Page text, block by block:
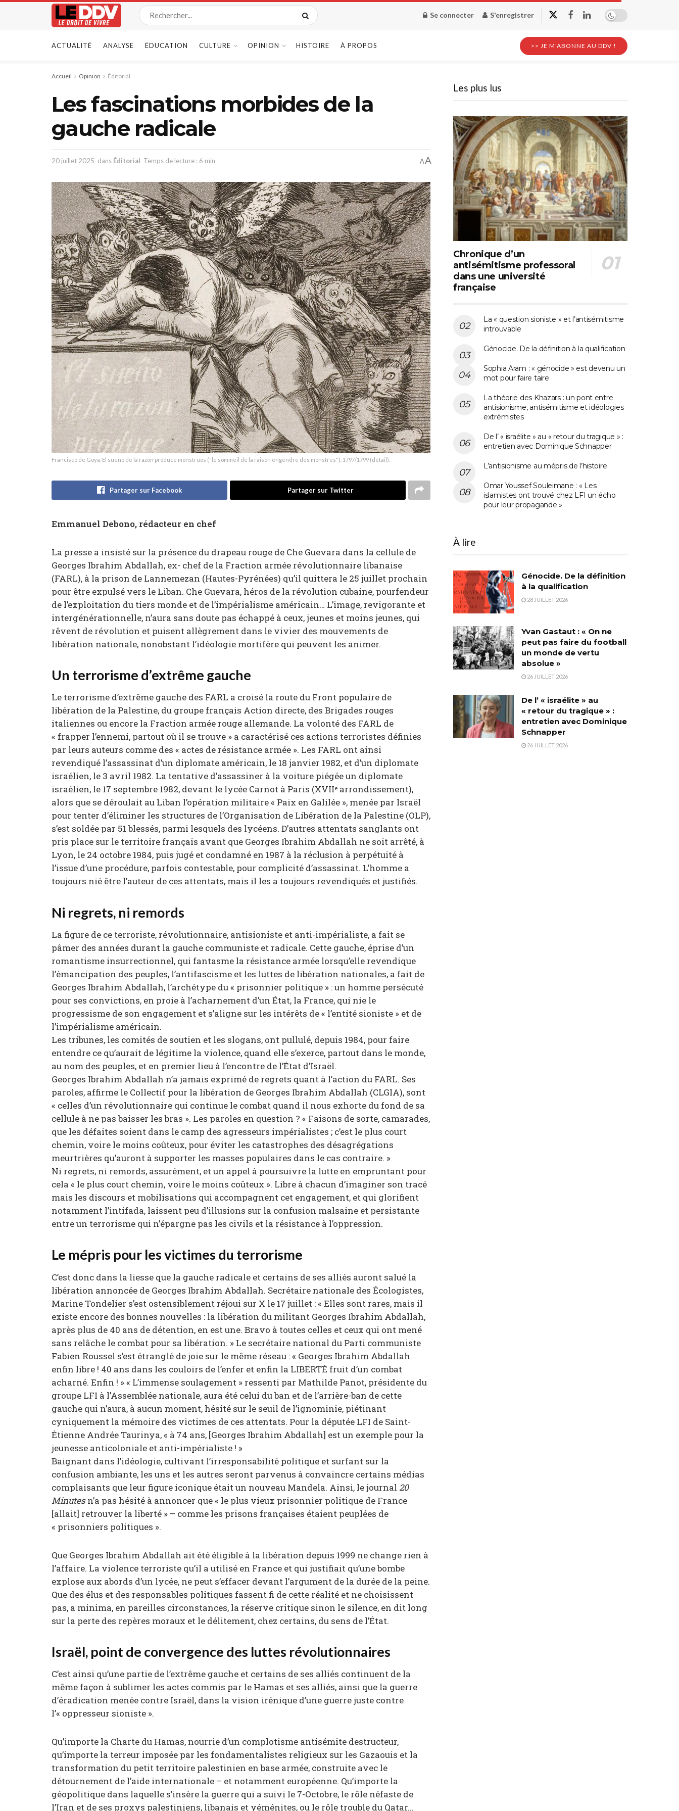
Se connecter S'enregistrer
ACTUALITÉ ANALYSE ÉDUCATION CULTURE OPINION HISTOIRE À PROPOS >> JE M'ABONNE AU DDV !
Accueil Opinion Éditorial
Les fascinations morbides de la
gauche radicale
20 juillet 2025 dans Éditorial Temps de lecture : 6 min AA
Francisco de Goya, El sueño de la razon produce monstruos ("le sommeil de la raison engendre des monstres"), 1797/1799 (détail).
Partager sur Facebook Partager sur Twitter
Emmanuel Debono, rédacteur en chef
La presse a insisté sur la présence du drapeau rouge de Che Guevara dans la cellule de
Georges Ibrahim Abdallah, ex- chef de la Fraction armée révolutionnaire libanaise
(FARL), à la prison de Lannemezan (Hautes-Pyrénées) qu’il quittera le 25 juillet prochain
pour être expulsé vers le Liban. Che Guevara, héros de la révolution cubaine, pourfendeur
de l’exploitation du tiers monde et de l’impérialisme américain… L’image, revigorante et
intergénérationnelle, n’aura sans doute pas échappé à ceux, jeunes et moins jeunes, qui
rêvent de révolution et puisent allègrement dans le vivier des mouvements de
libération nationale, nonobstant l’idéologie mortifère qui peuvent les animer.
Un terrorisme d’extrême gauche
Le terrorisme d’extrême gauche des FARL a croisé la route du Front populaire de
libération de la Palestine, du groupe français Action directe, des Brigades rouges
italiennes ou encore la Fraction armée rouge allemande. La volonté des FARL de
« frapper l’ennemi, partout où il se trouve » a caractérisé ces actions terroristes définies
par leurs auteurs comme des « actes de résistance armée ». Les FARL ont ainsi
revendiqué l’assassinat d’un diplomate américain, le 18 janvier 1982, et d’un diplomate
israélien, le 3 avril 1982. La tentative d’assassiner à la voiture piégée un diplomate
israélien, le 17 septembre 1982, devant le lycée Carnot à Paris (XVIIe arrondissement),
alors que se déroulait au Liban l’opération militaire « Paix en Galilée », menée par Israël
pour tenter d’éliminer les structures de l’Organisation de Libération de la Palestine (OLP),
s’est soldée par 51 blessés, parmi lesquels des lycéens. D’autres attentats sanglants ont
pris place sur le territoire français avant que Georges Ibrahim Abdallah ne soit arrêté, à
Lyon, le 24 octobre 1984, puis jugé et condamné en 1987 à la réclusion à perpétuité à
l’issue d’une procédure, parfois contestable, pour complicité d’assassinat. L’homme a
toujours nié être l’auteur de ces attentats, mais il les a toujours revendiqués et justifiés.
Ni regrets, ni remords
La figure de ce terroriste, révolutionnaire, antisioniste et anti-impérialiste, a fait se
pâmer des années durant la gauche communiste et radicale. Cette gauche, éprise d’un
romantisme insurrectionnel, qui fantasme la résistance armée lorsqu’elle revendique
l’émancipation des peuples, l’antifascisme et les luttes de libération nationales, a fait de
Georges Ibrahim Abdallah, l’archétype du « prisonnier politique » : un homme persécuté
pour ses convictions, en proie à l’acharnement d’un État, la France, qui nie le
progressisme de son engagement et s’aligne sur les intérêts de « l’entité sioniste » et de
l’impérialisme américain.
Les tribunes, les comités de soutien et les slogans, ont pullulé, depuis 1984, pour faire
entendre ce qu’aurait de légitime la violence, quand elle s’exerce, partout dans le monde,
au nom des peuples, et en premier lieu à l’encontre de l’État d’Israël.
Georges Ibrahim Abdallah n’a jamais exprimé de regrets quant à l’action du FARL. Ses
paroles, affirme le Collectif pour la libération de Georges Ibrahim Abdallah (CLGIA), sont
« celles d’un révolutionnaire qui continue le combat quand il nous exhorte du fond de sa
cellule à ne pas baisser les bras ». Les paroles en question ? « Faisons de sorte, camarades,
que les défaites soient dans le camp des agresseurs impérialistes ; c’est le plus court
chemin, voire le moins coûteux, pour éviter les catastrophes des désagrégations
meurtrières qu’auront à supporter les masses populaires dans le cas contraire. »
Ni regrets, ni remords, assurément, et un appel à poursuivre la lutte en empruntant pour
cela « le plus court chemin, voire le moins coûteux ». Libre à chacun d’imaginer son tracé
mais les discours et mobilisations qui accompagnent cet engagement, et qui glorifient
notamment l’intifada, laissent peu d’illusions sur la confusion malsaine et persistante
entre un terrorisme qui n’épargne pas les civils et la résistance à l’oppression.
Le mépris pour les victimes du terrorisme
C’est donc dans la liesse que la gauche radicale et certains de ses alliés auront salué la
libération annoncée de Georges Ibrahim Abdallah. Secrétaire nationale des Écologistes,
Marine Tondelier s’est ostensiblement réjoui sur X le 17 juillet : « Elles sont rares, mais il
existe encore des bonnes nouvelles : la libération du militant Georges Ibrahim Abdallah,
après plus de 40 ans de détention, en est une. Bravo à toutes celles et ceux qui ont mené
sans relâche le combat pour sa libération. » Le secrétaire national du Parti communiste
Fabien Roussel s’est étranglé de joie sur le même réseau : « Georges Ibrahim Abdallah
enfin libre ! 40 ans dans les couloirs de l’enfer et enfin la LIBERTÉ fruit d’un combat
acharné. Enfin ! » « L’immense soulagement » ressenti par Mathilde Panot, présidente du
groupe LFI à l’Assemblée nationale, aura été celui du ban et de l’arrière-ban de cette
gauche qui n’aura, à aucun moment, hésité sur le seuil de l’ignominie, piétinant
cyniquement la mémoire des victimes de ces attentats. Pour la députée LFI de Saint-
Étienne Andrée Taurinya, « à 74 ans, [Georges Ibrahim Abdallah] est un exemple pour la
jeunesse anticoloniale et anti-impérialiste ! »
Baignant dans l’idéologie, cultivant l’irresponsabilité politique et surfant sur la
confusion ambiante, les uns et les autres seront parvenus à convaincre certains médias
complaisants que leur figure iconique était un nouveau Mandela. Ainsi, le journal 20
Minutesn’a pas hésité à annoncer que « le plus vieux prisonnier politique de France
[allait] retrouver la liberté » – comme les prisons françaises étaient peuplées de
« prisonniers politiques ».
Que Georges Ibrahim Abdallah ait été éligible à la libération depuis 1999 ne change rien à
l’affaire. La violence terroriste qu’il a utilisé en France et qui justifiait qu’une bombe
explose aux abords d’un lycée, ne peut s’effacer devant l’argument de la durée de la peine.
Que des élus et des responsables politiques fassent fi de cette réalité et ne choisissent
pas, a minima, en pareilles circonstances, la réserve critique sinon le silence, en dit long
sur la perte des repères moraux et le délitement, chez certains, du sens de l’État.
Israël, point de convergence des luttes révolutionnaires
C’est ainsi qu’une partie de l’extrême gauche et certains de ses alliés continuent de la
même façon à sublimer les actes commis par le Hamas et ses alliés, ainsi que la guerre
d’éradication menée contre Israël, dans la vision irénique d’une guerre juste contre
l’« oppresseur sioniste ».
Qu’importe la Charte du Hamas, nourrie d’un complotisme antisémite destructeur,
qu’importe la terreur imposée par les fondamentalistes religieux sur les Gazaouis et la
transformation du petit territoire palestinien en base armée, construite avec le
détournement de l’aide internationale – et notamment européenne. Qu’importe la
géopolitique dans laquelle s’insère la guerre qui a suivi le 7-Octobre, le rôle néfaste de
l’Iran et de ses proxys palestiniens, libanais et yéménites, ou le rôle trouble du Qatar…
Les plus lus
Chronique d’un
antisémitisme professoral
dans une université
française
La « question sioniste » et l’antisémitisme
introuvable
Génocide. De la définition à la qualification
Sophia Aram : « génocide » est devenu un
mot pour faire taire
La théorie des Khazars : un pont entre
antisionisme, antisémitisme et idéologies
extrémistes
De l’ « israélite » au « retour du tragique » :
entretien avec Dominique Schnapper
L’antisionisme au mépris de l’histoire
Omar Youssef Souleimane : « Les
islamistes ont trouvé chez LFI un écho
pour leur propagande »
À lire
Génocide. De la définition
à la qualification
28 JUILLET 2026
Yvan Gastaut : « On ne
peut pas faire du football
un monde de vertu
absolue »
26 JUILLET 2026
De l’ « israélite » au
« retour du tragique » :
entretien avec Dominique
Schnapper
26 JUILLET 2026